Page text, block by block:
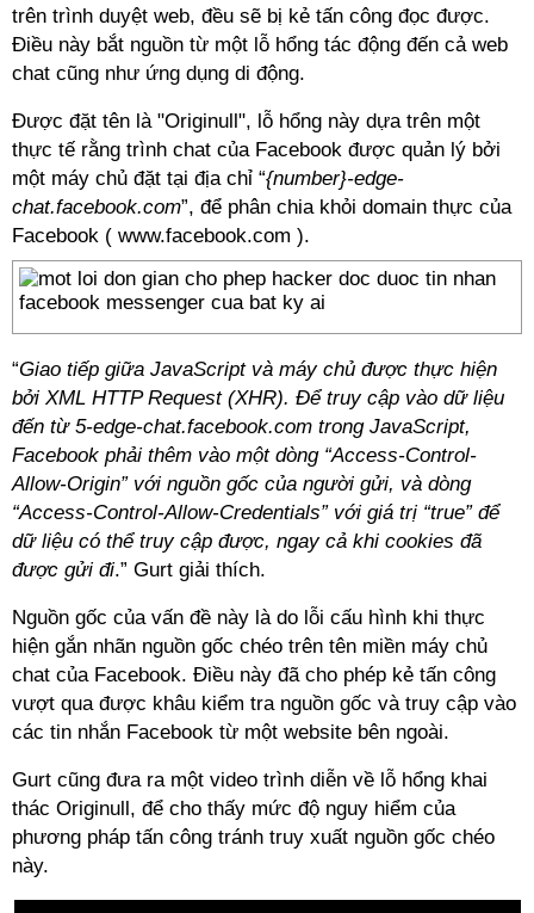
trên trình duyệt web, đều sẽ bị kẻ tấn công đọc được.
Điều này bắt nguồn từ một lỗ hổng tác động đến cả web
chat cũng như ứng dụng di động.
Được đặt tên là "Originull", lỗ hổng này dựa trên một
thực tế rằng trình chat của Facebook được quản lý bởi
một máy chủ đặt tại địa chỉ “{number}-edge-
chat.facebook.com”, để phân chia khỏi domain thực của
Facebook ( www.facebook.com ).
“Giao tiếp giữa JavaScript và máy chủ được thực hiện
bởi XML HTTP Request (XHR). Để truy cập vào dữ liệu
đến từ 5-edge-chat.facebook.com trong JavaScript,
Facebook phải thêm vào một dòng “Access-Control-
Allow-Origin” với nguồn gốc của người gửi, và dòng
“Access-Control-Allow-Credentials” với giá trị “true” để
dữ liệu có thể truy cập được, ngay cả khi cookies đã
được gửi đi.” Gurt giải thích.
Nguồn gốc của vấn đề này là do lỗi cấu hình khi thực
hiện gắn nhãn nguồn gốc chéo trên tên miền máy chủ
chat của Facebook. Điều này đã cho phép kẻ tấn công
vượt qua được khâu kiểm tra nguồn gốc và truy cập vào
các tin nhắn Facebook từ một website bên ngoài.
Gurt cũng đưa ra một video trình diễn về lỗ hổng khai
thác Originull, để cho thấy mức độ nguy hiểm của
phương pháp tấn công tránh truy xuất nguồn gốc chéo
này.